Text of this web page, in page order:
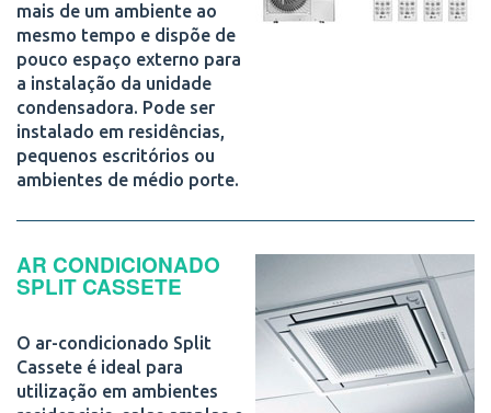
mais de um ambiente ao
mesmo tempo e dispõe de
pouco espaço externo para
a instalação da unidade
condensadora. Pode ser
instalado em residências,
pequenos escritórios ou
ambientes de médio porte.
AR CONDICIONADO
SPLIT CASSETE
O ar-condicionado Split
Cassete é ideal para
utilização em ambientes